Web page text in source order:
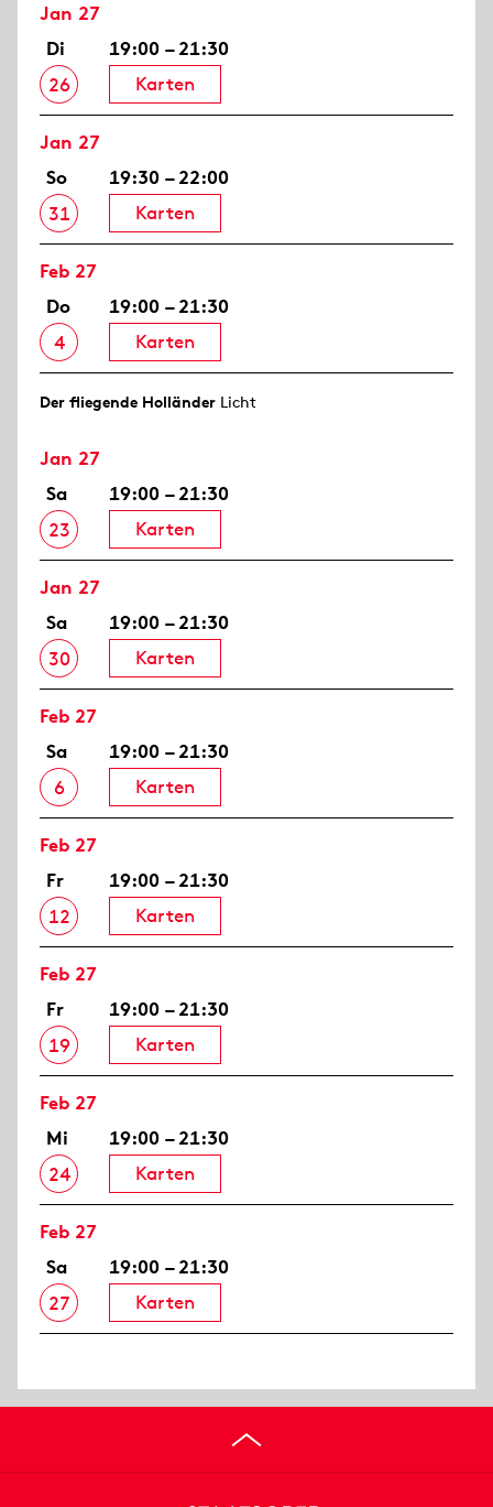
Jan 27
Di
26
19:00 – 21:30
Karten
Jan 27
So
31
19:30 – 22:00
Karten
Feb 27
Do
4
19:00 – 21:30
Karten
Der fliegende Holländer Licht
Jan 27
Sa
23
19:00 – 21:30
Karten
Jan 27
Sa
30
19:00 – 21:30
Karten
Feb 27
Sa
6
19:00 – 21:30
Karten
Feb 27
Fr
12
19:00 – 21:30
Karten
Feb 27
Fr
19
19:00 – 21:30
Karten
Feb 27
Mi
24
19:00 – 21:30
Karten
Feb 27
Sa
27
19:00 – 21:30
Karten